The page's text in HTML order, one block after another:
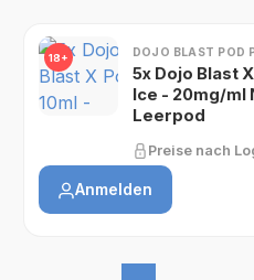
18+ DOJO BLAST POD
5x Dojo Blast
Ice - 20mg/ml
Leerpod
Preise nach
Anmelden